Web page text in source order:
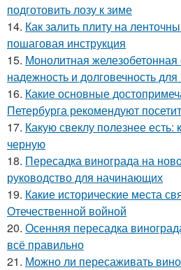
подготовить лозу к зиме
14. Как залить плиту на
пошаговая инструкция
15. Монолитная
надежность и долговечность
16. Какие основные
Петербурга рекомендуют
17. Какую свеклу полезнее
черную
18. Пересадка винограда на
руководство для начинающих
19. Какие исторические места
Отечественной войной
20. Осенняя пересадка
всё правильно
21. Можно ли пересаживать